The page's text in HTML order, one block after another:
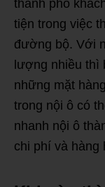
thành phố
tiện trong việc
đường bộ. Với
lượng nhiều thì
những mặt
trong nội ô có
nhanh nội ô
chi phí và hàng